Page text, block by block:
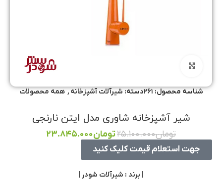
شناسه محصول:۲۶۱دسته:شیرآلات آشپزخانه, همه محصولات
شیر آشپزخانه شاوری مدل ایتن نارنجی
تومان۲۵.۱۰۰.۰۰۰تومان۲۳.۸۴۵.۰۰۰
جهت استعلام قیمت کلیک کنید
| برند : شیرآلات شودر |